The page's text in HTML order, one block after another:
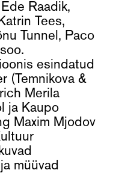
Raadik,
Tees,
Tunnel, Paco
esindatud
(Temnikova &
Merila
ja Kaupo
Maxim Mjodov
müüvad